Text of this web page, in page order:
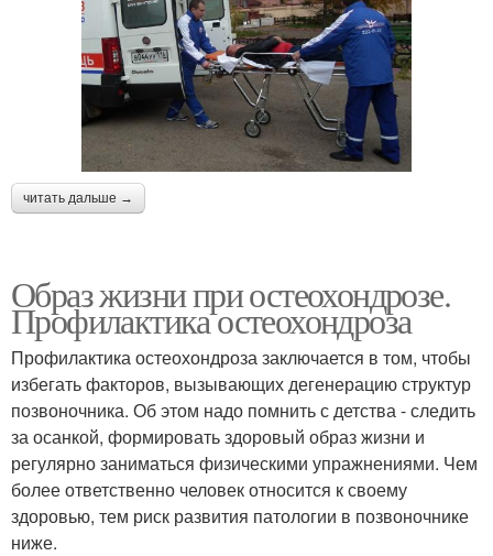
читать дальше →
Образ жизни при остеохондрозе.
Профилактика остеохондроза
Профилактика остеохондроза заключается в том, чтобы
избегать факторов, вызывающих дегенерацию структур
позвоночника. Об этом надо помнить с детства - следить
за осанкой, формировать здоровый образ жизни и
регулярно заниматься физическими упражнениями. Чем
более ответственно человек относится к своему
здоровью, тем риск развития патологии в позвоночнике
ниже.